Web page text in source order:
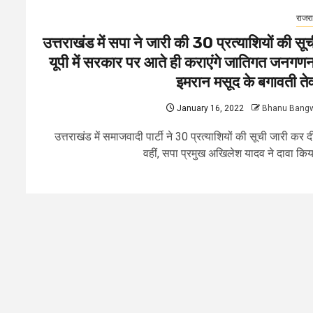
उत्तराखंड में सपा ने जारी की 30 प्रत्याशियों की
यूपी में सरकार पर आते ही कराएंगे जातिगत
इमरान मसूद के बगावती
January 16, 2022 Bhanu
उत्तराखंड में समाजवादी पार्टी ने 30 प्रत्याशियों की सूची जारी कर
वहीं, सपा प्रमुख अखिलेश यादव ने दावा